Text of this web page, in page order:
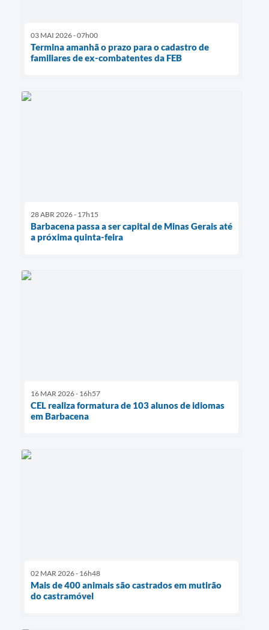
03 MAI 2026 - 07h00
Termina amanhã o prazo para o cadastro de
familiares de ex-combatentes da FEB
28 ABR 2026 - 17h15
Barbacena passa a ser capital de Minas Gerais até
a próxima quinta-feira
16 MAR 2026 - 16h57
CEL realiza formatura de 103 alunos de idiomas
em Barbacena
02 MAR 2026 - 16h48
Mais de 400 animais são castrados em mutirão
do castramóvel